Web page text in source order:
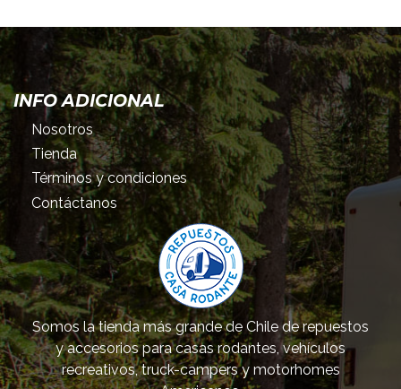
INFO ADICIONAL
Nosotros
Tienda
Términos y condiciones
Contáctanos
Somos la tienda más grande de Chile de repuestos
y accesorios para casas rodantes, vehículos
recreativos, truck-campers y motorhomes